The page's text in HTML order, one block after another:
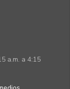
a.m. a 4:15